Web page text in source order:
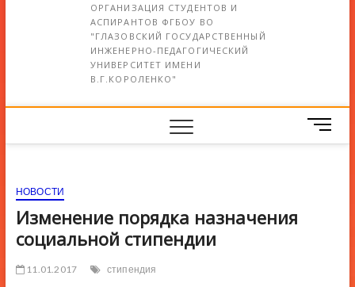
ОРГАНИЗАЦИЯ СТУДЕНТОВ И
АСПИРАНТОВ ФГБОУ ВО
"ГЛАЗОВСКИЙ ГОСУДАРСТВЕННЫЙ
ИНЖЕНЕРНО-ПЕДАГОГИЧЕСКИЙ
УНИВЕРСИТЕТ ИМЕНИ
В.Г.КОРОЛЕНКО"
М
е
НОВОСТИ
Изменение порядка назначения
социальной стипендии
11.01.2017 стипендия